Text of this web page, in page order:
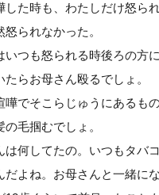
した時も、わたしだけ怒られ
怒られなかった。
いつも怒られる時後ろの方
たらお母さん殴るでしょ。
嘩でそこらじゅうにあるも
の毛掴むでしょ。
は何してたの。いつもタバ
だよね。お母さんと一緒に